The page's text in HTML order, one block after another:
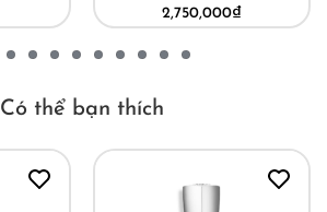
2,750,000₫
Có thể bạn thích